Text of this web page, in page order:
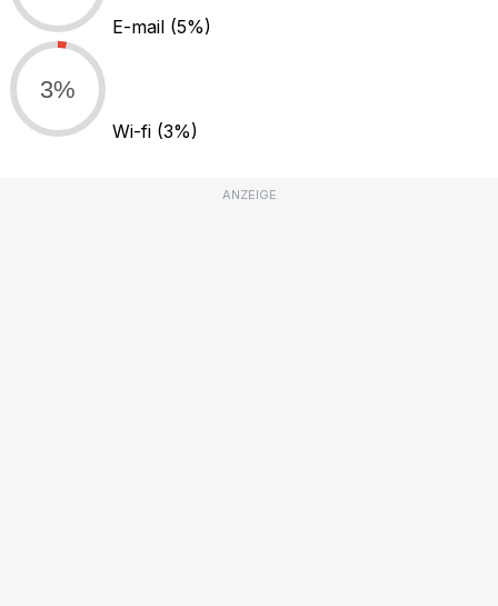
E-mail (5%)
3%
Wi-fi (3%)
ANZEIGE